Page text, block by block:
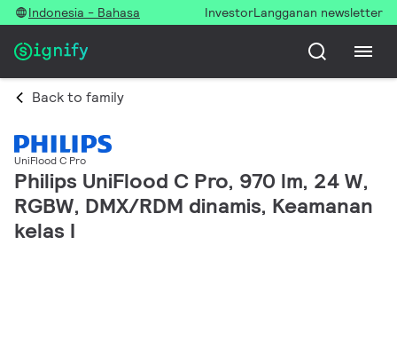
Indonesia - Bahasa InvestorLangganan newsletter
Back to family
UniFlood C Pro
Philips UniFlood C Pro, 970 lm, 24 W,
RGBW, DMX/RDM dinamis, Keamanan
kelas I